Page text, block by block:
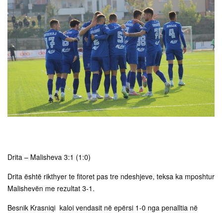
Drita – Malisheva 3:1 (1:0)
Drita është rikthyer te fitoret pas tre ndeshjeve, teksa ka mposhtur
Malishevën me rezultat 3-1.
Besnik Krasniqi kaloi vendasit në epërsi 1-0 nga penalltia në